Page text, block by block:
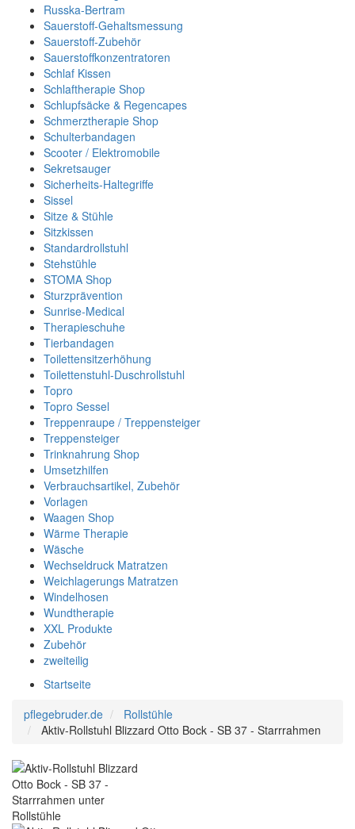
Russka-Bertram
Sauerstoff-Gehaltsmessung
Sauerstoff-Zubehör
Sauerstoffkonzentratoren
Schlaf Kissen
Schlaftherapie Shop
Schlupfsäcke & Regencapes
Schmerztherapie Shop
Schulterbandagen
Scooter / Elektromobile
Sekretsauger
Sicherheits-Haltegriffe
Sissel
Sitze & Stühle
Sitzkissen
Standardrollstuhl
Stehstühle
STOMA Shop
Sturzprävention
Sunrise-Medical
Therapieschuhe
Tierbandagen
Toilettensitzerhöhung
Toilettenstuhl-Duschrollstuhl
Topro
Topro Sessel
Treppenraupe / Treppensteiger
Treppensteiger
Trinknahrung Shop
Umsetzhilfen
Verbrauchsartikel, Zubehör
Vorlagen
Waagen Shop
Wärme Therapie
Wäsche
Wechseldruck Matratzen
Weichlagerungs Matratzen
Windelhosen
Wundtherapie
XXL Produkte
Zubehör
zweiteilig
Startseite
pflegebruder.de
Rollstühle
Aktiv-Rollstuhl Blizzard Otto Bock - SB 37 - Starrrahmen